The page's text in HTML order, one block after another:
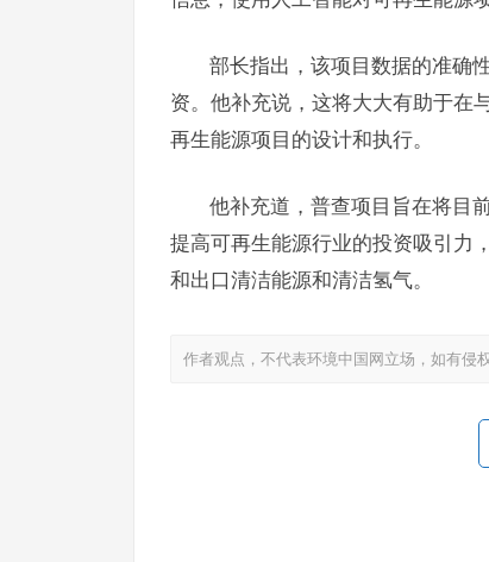
部长指出，该项目数据的准确
资。他补充说，这将大大有助于在
再生能源项目的设计和执行。
他补充道，普查项目旨在将目
提高可再生能源行业的投资吸引力
和出口清洁能源和清洁氢气。
作者观点，不代表环境中国网立场，如有侵